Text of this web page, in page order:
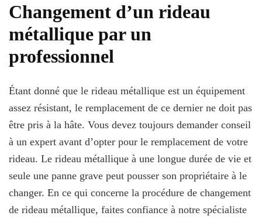
Changement d’un rideau
métallique par un
professionnel
Étant donné que le rideau métallique est un équipement
assez résistant, le remplacement de ce dernier ne doit pas
être pris à la hâte. Vous devez toujours demander conseil
à un expert avant d’opter pour le remplacement de votre
rideau. Le rideau métallique à une longue durée de vie et
seule une panne grave peut pousser son propriétaire à le
changer. En ce qui concerne la procédure de changement
de rideau métallique, faites confiance à notre spécialiste